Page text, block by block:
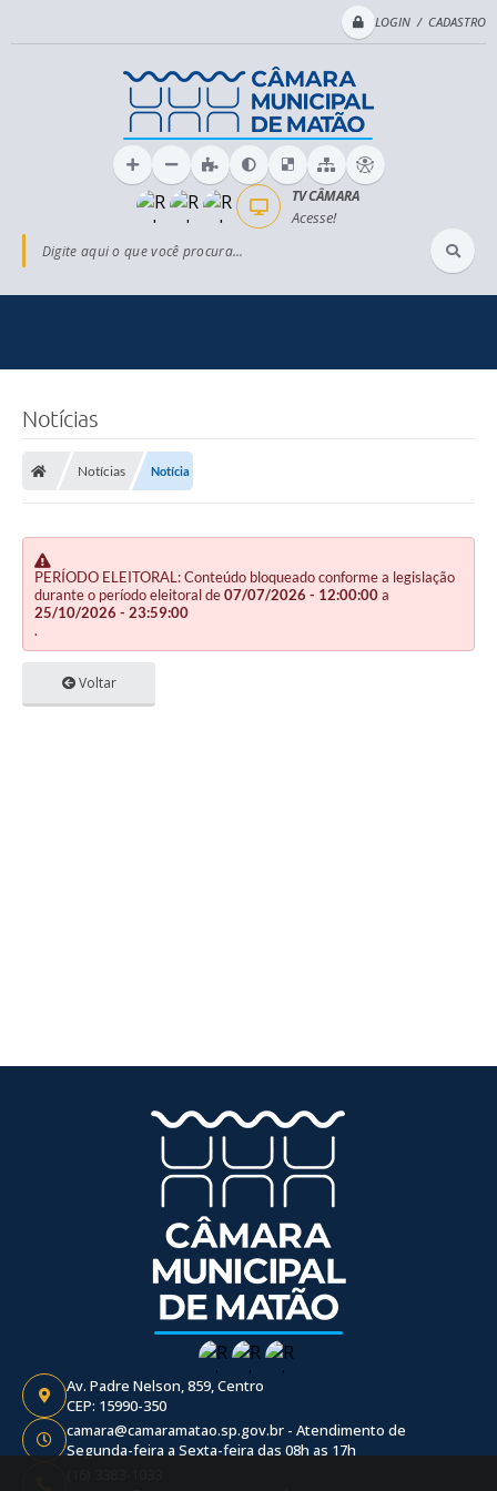
LOGIN / CADASTRO
Digite aqui o que você procura...
TV CÂMARA
Acesse!
Notícias
Notícias Notícia
PERÍODO ELEITORAL: Conteúdo bloqueado conforme a legislação
durante o período eleitoral de07/07/2026 - 12:00:00a
25/10/2026 - 23:59:00
.
Voltar
Av. Padre Nelson, 859, Centro
CEP: 15990-350
camara@camaramatao.sp.gov.br - Atendimento de
Segunda-feira a Sexta-feira das 08h as 17h